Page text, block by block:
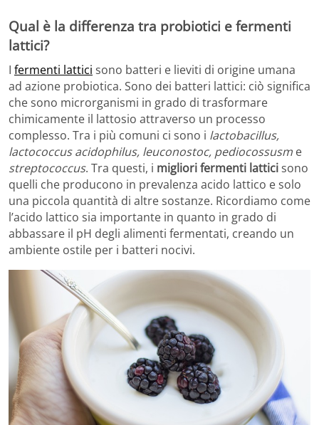
Qual è la differenza tra probiotici e fermenti
lattici?
I fermenti lattici sono batteri e lieviti di origine umana
ad azione probiotica. Sono dei batteri lattici: ciò significa
che sono microrganismi in grado di trasformare
chimicamente il lattosio attraverso un processo
complesso. Tra i più comuni ci sono i lactobacillus,
lactococcus acidophilus, leuconostoc, pediocossusm e
streptococcus. Tra questi, i migliori fermenti latticisono
quelli che producono in prevalenza acido lattico e solo
una piccola quantità di altre sostanze. Ricordiamo come
l’acido lattico sia importante in quanto in grado di
abbassare il pH degli alimenti fermentati, creando un
ambiente ostile per i batteri nocivi.